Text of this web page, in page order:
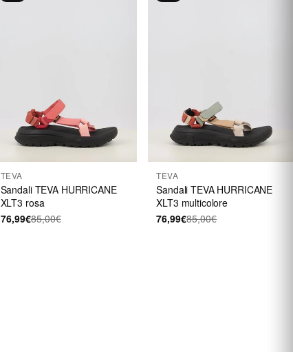
TEVA
Sandali TEVA HURRICANE
XLT3 rosa
76,99€85,00€
TEVA
Sandali TEVA HURRICANE
XLT3 multicolore
76,99€85,00€